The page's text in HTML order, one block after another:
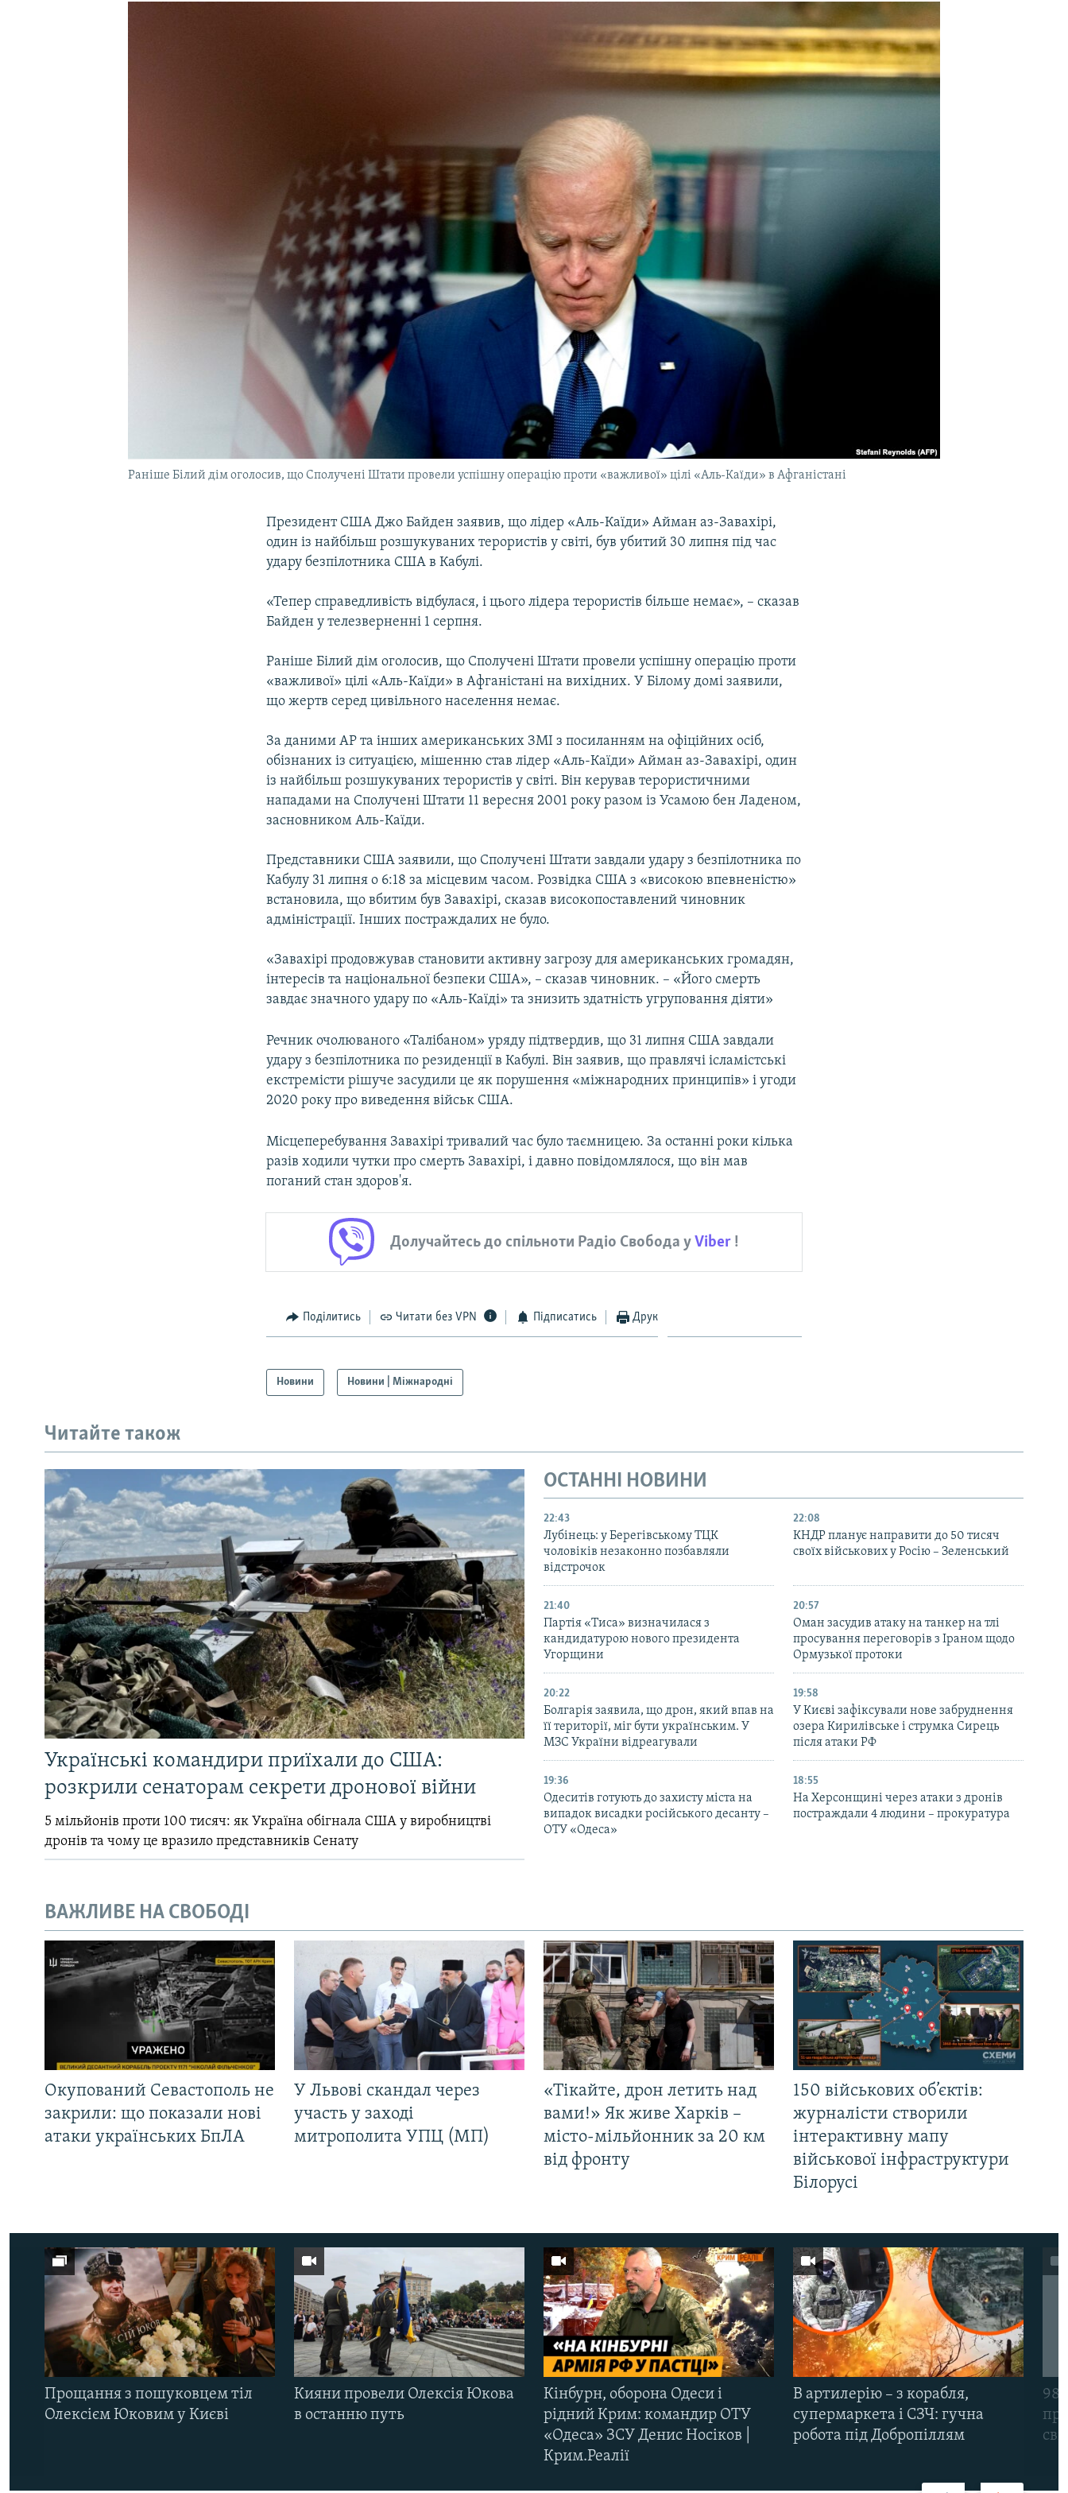
Раніше Білий дім оголосив, що Сполучені Штати провели успішну операцію проти «важливої» цілі «Аль-Каїди» в Афганістані
Президент США Джо Байден заявив, що лідер «Аль-Каїди» Айман аз-Завахірі,
один із найбільш розшукуваних терористів у світі, був убитий 30 липня під час
удару безпілотника США в Кабулі.
«Тепер справедливість відбулася, і цього лідера терористів більше немає», – сказав
Байден у телезверненні 1 серпня.
Раніше Білий дім оголосив, що Сполучені Штати провели успішну операцію проти
«важливої» цілі «Аль-Каїди» в Афганістані на вихідних. У Білому домі заявили,
що жертв серед цивільного населення немає.
За даними AP та інших американських ЗМІ з посиланням на офіційних осіб,
обізнаних із ситуацією, мішенню став лідер «Аль-Каїди» Айман аз-Завахірі, один
із найбільш розшукуваних терористів у світі. Він керував терористичними
нападами на Сполучені Штати 11 вересня 2001 року разом із Усамою бен Ладеном,
засновником Аль-Каїди.
Представники США заявили, що Сполучені Штати завдали удару з безпілотника по
Кабулу 31 липня о 6:18 за місцевим часом. Розвідка США з «високою впевненістю»
встановила, що вбитим був Завахірі, сказав високопоставлений чиновник
адміністрації. Інших постраждалих не було.
«Завахірі продовжував становити активну загрозу для американських громадян,
інтересів та національної безпеки США», – сказав чиновник. – «Його смерть
завдає значного удару по «Аль-Каїді» та знизить здатність угруповання діяти»
Речник очолюваного «Талібаном» уряду підтвердив, що 31 липня США завдали
удару з безпілотника по резиденції в Кабулі. Він заявив, що правлячі ісламістські
екстремісти рішуче засудили це як порушення «міжнародних принципів» і угоди
2020 року про виведення військ США.
Місцеперебування Завахірі тривалий час було таємницею. За останні роки кілька
разів ходили чутки про смерть Завахірі, і давно повідомлялося, що він мав
поганий стан здоров'я.
Долучайтесь до спільноти Радіо Свобода уViber!
Поділитись Читати без VPN Підписатись Друк
Новини Новини | Міжнародні
Читайте також
Українські командири приїхали до США:
розкрили сенаторам секрети дронової війни
5 мільйонів проти 100 тисяч: як Україна обігнала США у виробництві
дронів та чому це вразило представників Сенату
ОСТАННІ НОВИНИ
22:43
Лубінець: у Берегівському ТЦК
чоловіків незаконно позбавляли
відстрочок
22:08
КНДР планує направити до 50 тисяч
своїх військових у Росію – Зеленський
21:40
Партія «Тиса» визначилася з
кандидатурою нового президента
Угорщини
20:57
Оман засудив атаку на танкер на тлі
просування переговорів з Іраном щодо
Ормузької протоки
20:22
Болгарія заявила, що дрон, який впав на
її території, міг бути українським. У
МЗС України відреагували
19:58
У Києві зафіксували нове забруднення
озера Кирилівське і струмка Сирець
після атаки РФ
19:36
Одеситів готують до захисту міста на
випадок висадки російського десанту –
ОТУ «Одеса»
18:55
На Херсонщині через атаки з дронів
постраждали 4 людини – прокуратура
ВАЖЛИВЕ НА СВОБОДІ
Окупований Севастополь не
закрили: що показали нові
атаки українських БпЛА
У Львові скандал через
участь у заході
митрополита УПЦ (МП)
«Тікайте, дрон летить над
вами!» Як живе Харків –
місто-мільйонник за 20 км
від фронту
150 військових об’єктів:
журналісти створили
інтерактивну мапу
військової інфраструктури
Білорусі
Прощання з пошуковцем тіл
Олексієм Юковим у Києві
Кияни провели Олексія Юкова
в останню путь
Кінбурн, оборона Одеси і
рідний Крим: командир ОТУ
«Одеса» ЗСУ Денис Носіков |
Крим.Реалії
В артилерію – з корабля,
супермаркета і СЗЧ: гучна
робота під Добропіллям
98-